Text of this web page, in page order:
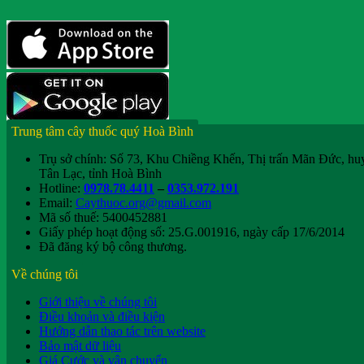
Trung tâm cây thuốc quý Hoà Bình
Trụ sở chính: Số 73, Khu Chiềng Khến, Thị trấn Mãn Đức,
Tân Lạc, tỉnh Hoà Bình
Hotline: 0978.78.4411 – 0353.972.191
Email: Caythuoc.org@gmail.com
Mã số thuế: 5400452881
Giấy phép hoạt động số: 25.G.001916, ngày cấp 17/6/2014
Đã đăng ký bộ công thương.
Về chúng tôi
Giới thiệu về chúng tôi
Điều khoản và điều kiện
Hướng dẫn thao tác trên website
Bảo mật dữ liệu
Giá Cước và vận chuyển